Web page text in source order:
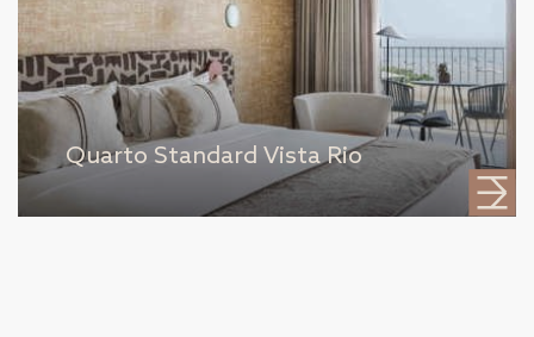
Quarto Standard Vista Rio